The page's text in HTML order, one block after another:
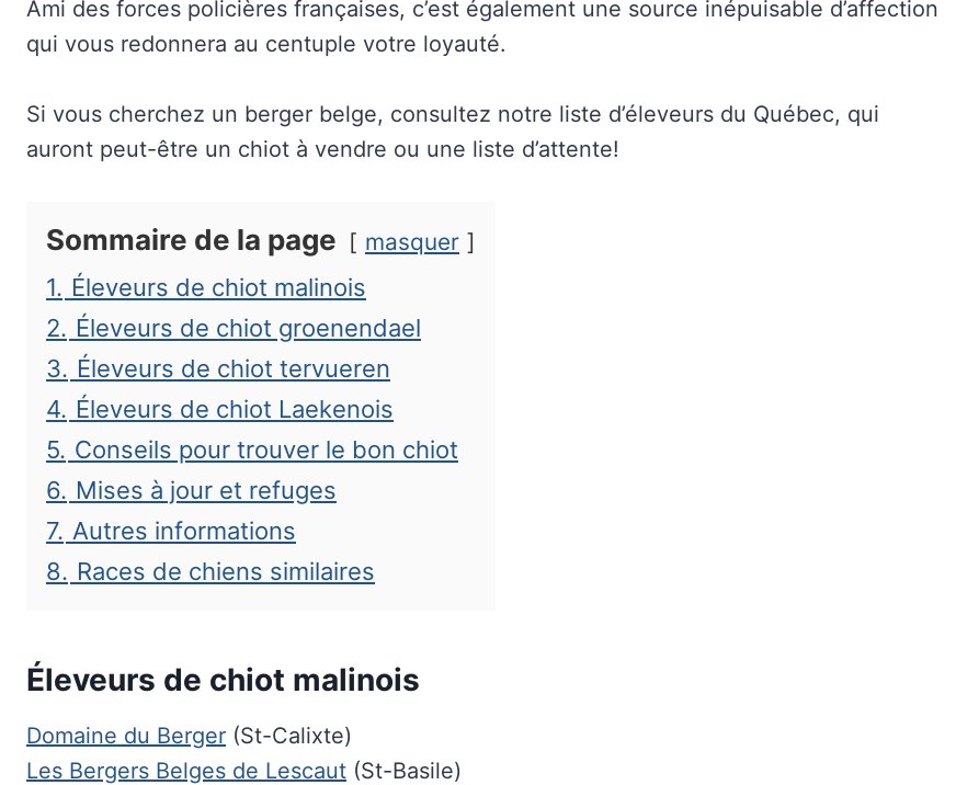
Ami des forces policières françaises, c’est également une source inépuisable d’affection
qui vous redonnera au centuple votre loyauté.
Si vous cherchez un berger belge, consultez notre liste d’éleveurs du Québec, qui
auront peut-être un chiot à vendre ou une liste d’attente!
Sommaire de la page masquer
1. Éleveurs de chiot malinois
2. Éleveurs de chiot groenendael
3. Éleveurs de chiot tervueren
4. Éleveurs de chiot Laekenois
5. Conseils pour trouver le bon chiot
6. Mises à jour et refuges
7. Autres informations
8. Races de chiens similaires
Éleveurs de chiot malinois
Domaine du Berger (St-Calixte)
Les Bergers Belges de Lescaut (St-Basile)